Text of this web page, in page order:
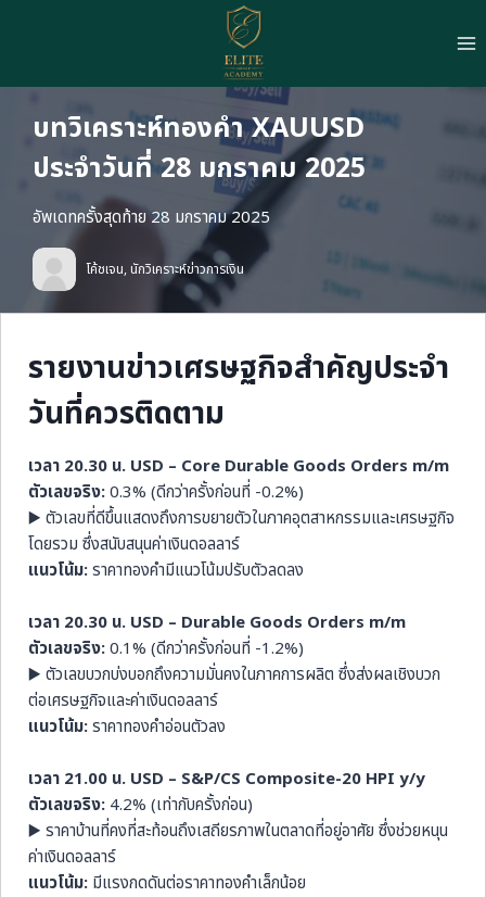
บทวิเคราะห์ทองคำ XAUUSD
ประจำวันที่ 28 มกราคม 2025
อัพเดทครั้งสุดท้าย 28 มกราคม 2025
โค้ชเจน, นักวิเคราะห์ข่าวการเงิน
รายงานข่าวเศรษฐกิจสำคัญประจำ
วันที่ควรติดตาม
เวลา 20.30 น. USD – Core Durable Goods Orders m/m
ตัวเลขจริง:0.3% (ดีกว่าครั้งก่อนที่ -0.2%)
▶️ ตัวเลขที่ดีขึ้นแสดงถึงการขยายตัวในภาคอุตสาหกรรมและเศรษฐกิจ
โดยรวม ซึ่งสนับสนุนค่าเงินดอลลาร์
แนวโน้ม:ราคาทองคำมีแนวโน้มปรับตัวลดลง
เวลา 20.30 น. USD – Durable Goods Orders m/m
ตัวเลขจริง:0.1% (ดีกว่าครั้งก่อนที่ -1.2%)
▶️ ตัวเลขบวกบ่งบอกถึงความมั่นคงในภาคการผลิต ซึ่งส่งผลเชิงบวก
ต่อเศรษฐกิจและค่าเงินดอลลาร์
แนวโน้ม:ราคาทองคำอ่อนตัวลง
เวลา 21.00 น. USD – S&P/CS Composite-20 HPI y/y
ตัวเลขจริง: 4.2% (เท่ากับครั้งก่อน)
▶️ ราคาบ้านที่คงที่สะท้อนถึงเสถียรภาพในตลาดที่อยู่อาศัย ซึ่งช่วยหนุน
ค่าเงินดอลลาร์
แนวโน้ม: มีแรงกดดันต่อราคาทองคำเล็กน้อย